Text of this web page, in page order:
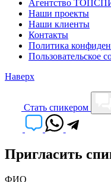
Агентство
Наши проекты
Наши клиенты
Контакты
Политика
Пользовательское
Наверх
Cтать спикером
Пригласить
ФИО